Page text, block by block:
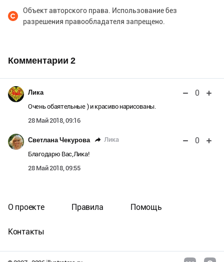
Объект авторского права. Использование без
разрешения правообладателя запрещено.
Комментарии 2
Лика 0
Очень обаятельные ) и красиво нарисованы.
28 Май 2018, 09:16
Светлана Чекурова Лика 0
Благодарю Вас,Лика!
28 Май 2018, 09:55
О проекте Правила Помощь
Контакты